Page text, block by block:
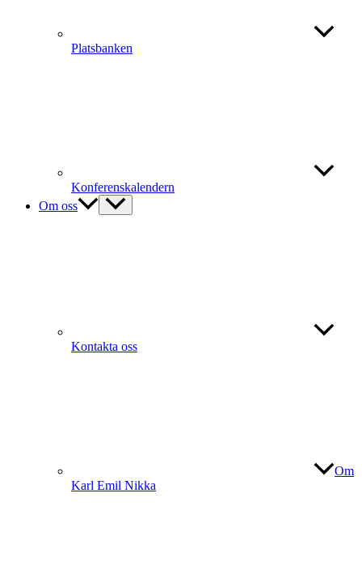
Platsbanken
Konferenskalendern
Om oss
Kontakta oss
Om
Karl Emil Nikka